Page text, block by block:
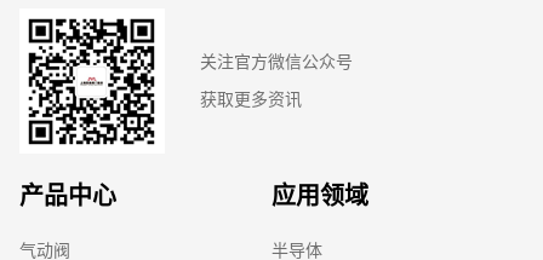
关注官方微信公众号
获取更多资讯
产品中心
气动阀
应用领域
半导体